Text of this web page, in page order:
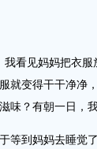
看见妈妈把衣服
就变得干干净净
？有朝一日，
到妈妈去睡觉了